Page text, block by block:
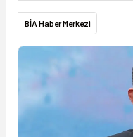
BİA Haber Merkezi